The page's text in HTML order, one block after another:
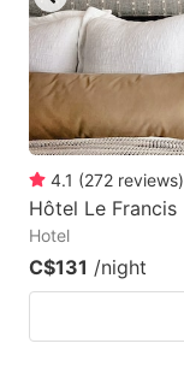
4.1 (272 reviews)
Hôtel Le Francis
Hotel
C$131 /night